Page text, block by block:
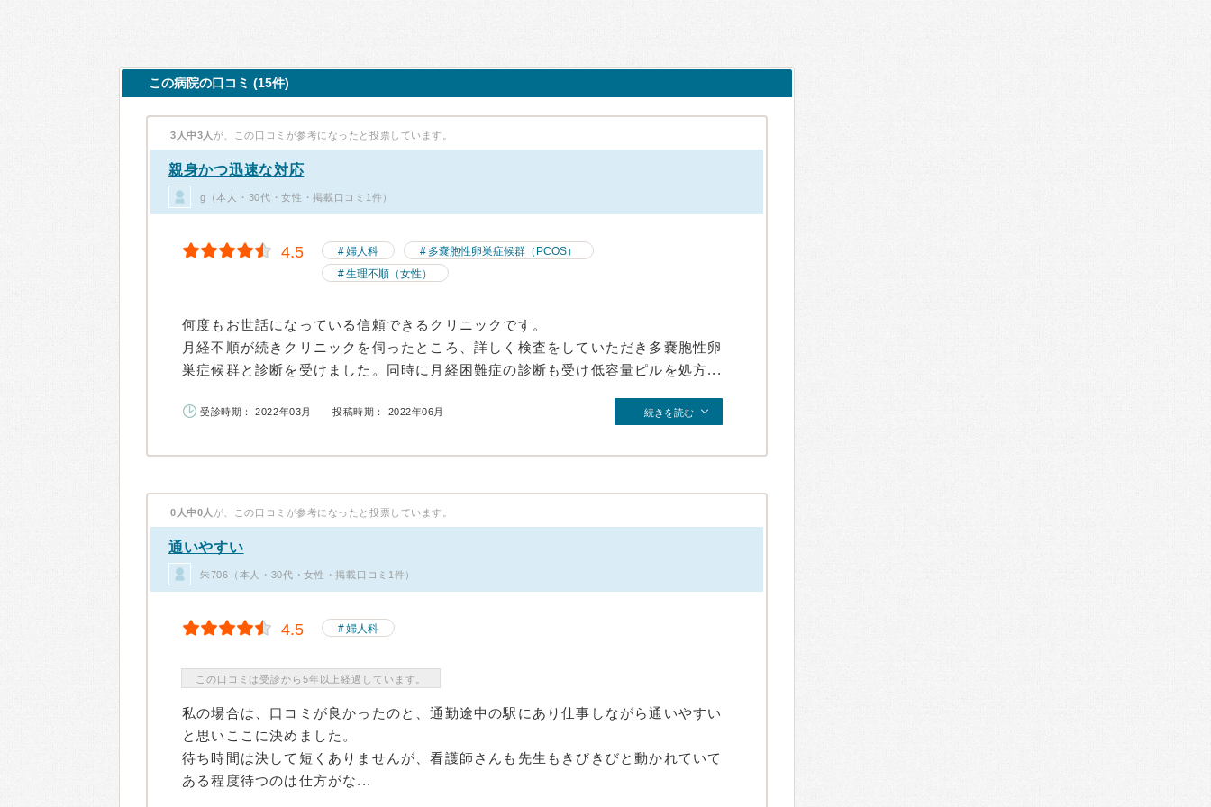
この病院の口コミ (15件)
3人中3人 が、この口コミが参考になったと投票しています。
親身かつ迅速な対応
g（本人・30代・女性・掲載口コミ1件）
4.5 婦人科
多嚢胞性卵巣症候群（PCOS）
生理不順（女性）
何度もお世話になっている信頼できるクリニックです。
月経不順が続きクリニックを伺ったところ、詳しく検査をしていただき多嚢胞性卵
巣症候群と診断を受けました。同時に月経困難症の診断も受け低容量ピルを処方...
受診時期： 2022年03月 投稿時期： 2022年06月 続きを読む
0人中0人 が、この口コミが参考になったと投票しています。
通いやすい
朱706（本人・30代・女性・掲載口コミ1件）
4.5 婦人科
この口コミは受診から5年以上経過しています。
私の場合は、口コミが良かったのと、通勤途中の駅にあり仕事しながら通いやすい
と思いここに決めました。
待ち時間は決して短くありませんが、看護師さんも先生もきびきびと動かれていて
ある程度待つのは仕方がな...